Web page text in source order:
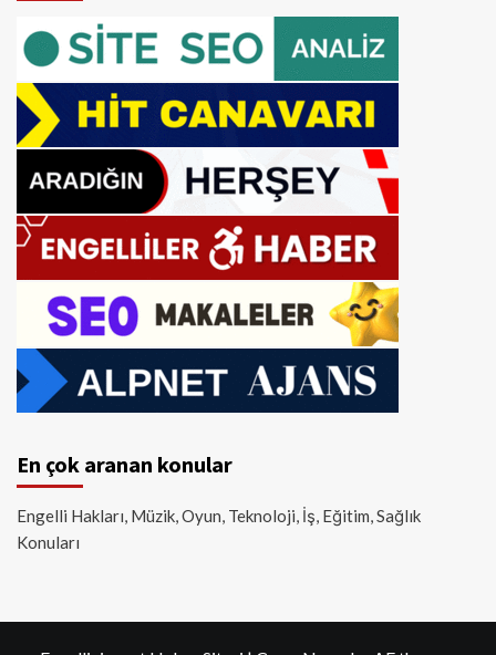
En çok aranan konular
Engelli Hakları, Müzik, Oyun, Teknoloji, İş, Eğitim, Sağlık
Konuları